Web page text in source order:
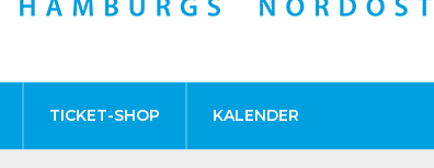
TICKET-SHOP KALENDER